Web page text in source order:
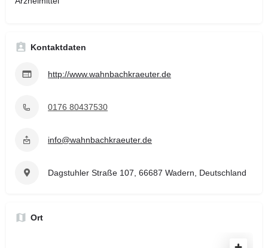
Kontaktdaten
http://www.wahnbachkraeuter.de
0176 80437530
info@wahnbachkraeuter.de
Dagstuhler Straße 107, 66687 Wadern, Deutschland
Ort